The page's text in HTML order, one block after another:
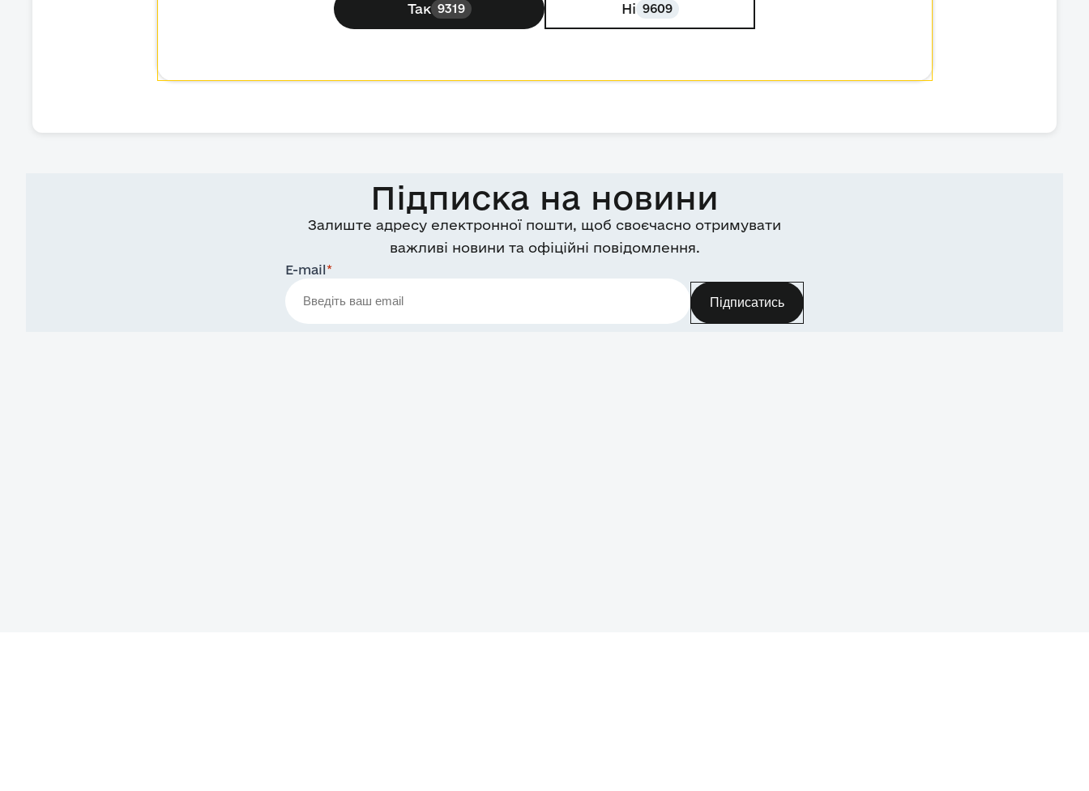
Так 9319 Ні 9609
Підписка на новини
Залиште адресу електронної пошти, щоб своєчасно отримувати
важливі новини та офіційні повідомлення.
E-mail*
Підписатись